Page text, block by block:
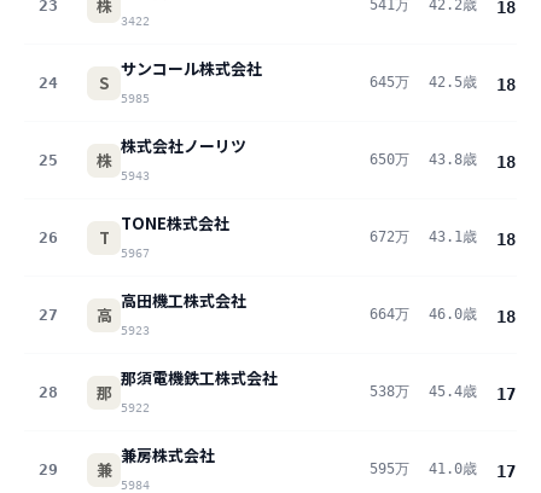
23 株
3422
541万 42.2歳 18.4
24 S
サンコール株式会社
5985
645万 42.5歳 18.3
25 株
株式会社ノーリツ
5943
650万 43.8歳 18.1
26 T
TONE株式会社
5967
672万 43.1歳 18.0
27 高
高田機工株式会社
5923
664万 46.0歳 18.0
28 那
那須電機鉄工株式会社
5922
538万 45.4歳 17.9
29 兼
兼房株式会社
5984
595万 41.0歳 17.8